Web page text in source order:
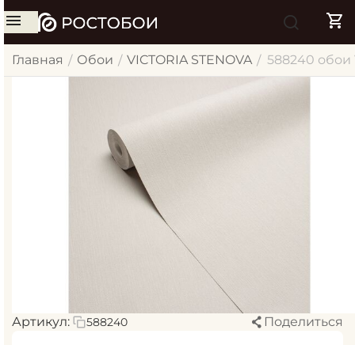
Главная / Обои / VICTORIA STENOVA / 588240 обои
Артикул: 588240 Поделиться